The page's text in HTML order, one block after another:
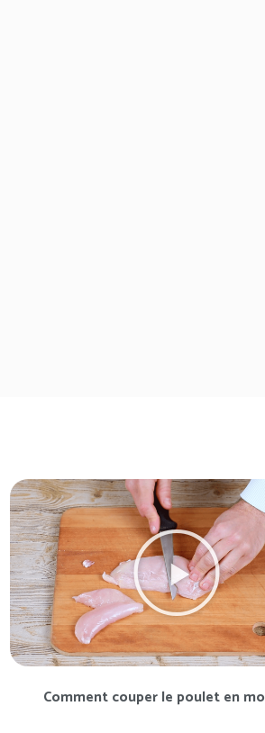
Comment couper le poulet en